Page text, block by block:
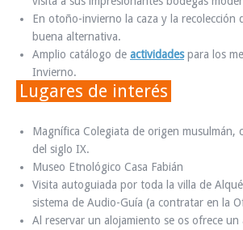
En otoño-invierno la caza y la recolección
buena alternativa.
Amplio catálogo de actividadespara los
Invierno.
Lugares de interés
Magnífica Colegiata de origen musulmán,
del siglo IX.
Museo Etnológico Casa Fabián
Visita autoguiada por toda la villa de
sistema de Audio-Guía (a contratar en la
Al reservar un alojamiento se os ofrece un